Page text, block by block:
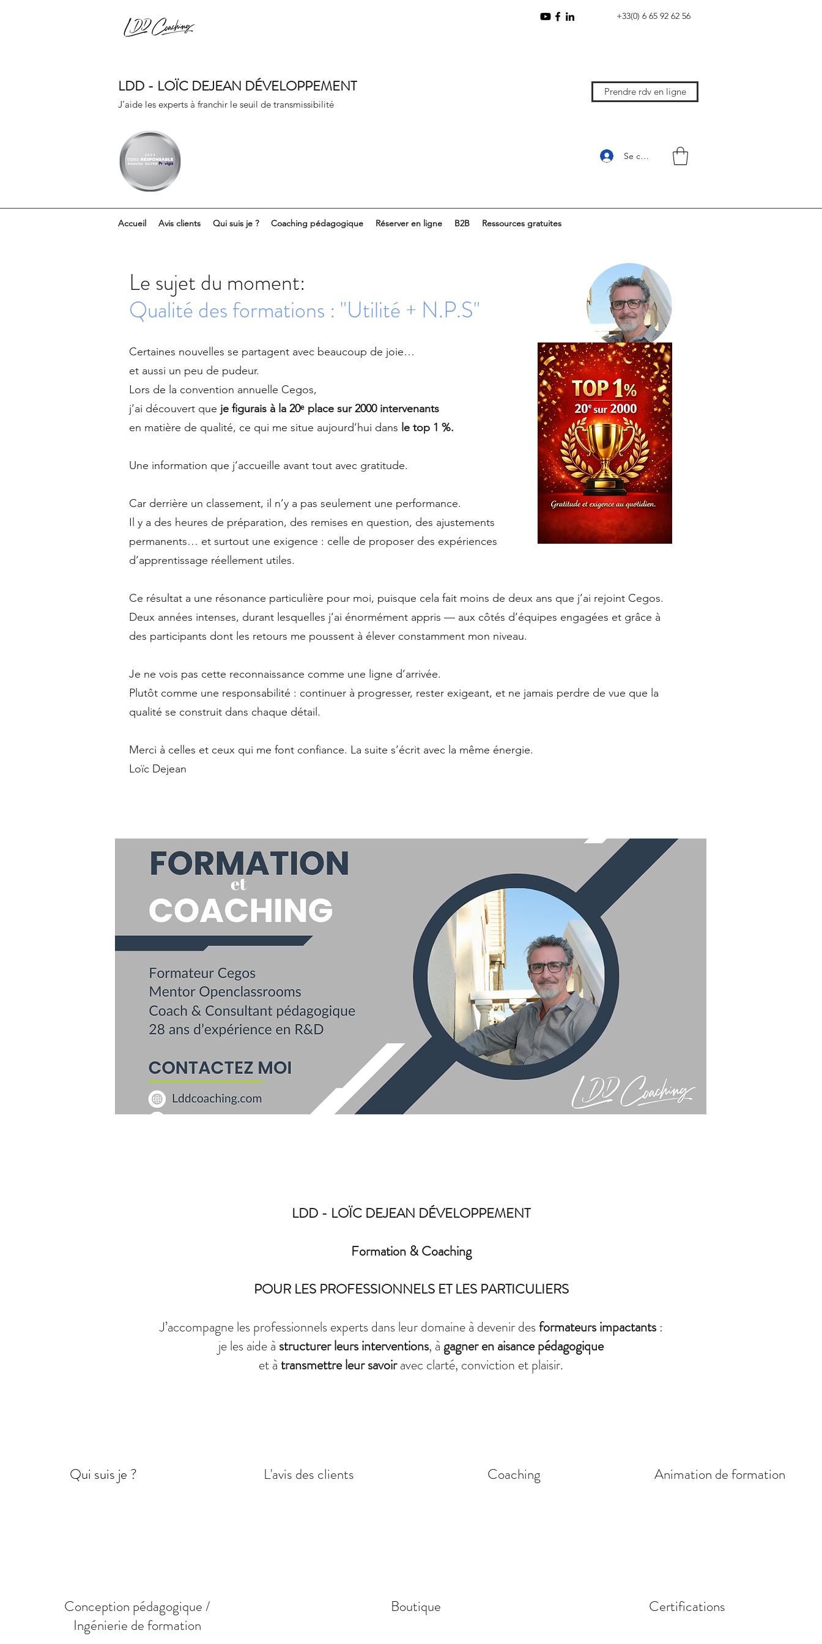
LDD - LOÏC DEJEAN DÉVELOPPEMENT
J’aide les experts à franchir le seuil de transmissibilité
+33(0) 6 65 92 62 56
Prendre rdv en ligne
Se connecter
Accueil Avis clients Qui suis je ? Coaching pédagogique Réserver en ligne B2B Ressources gratuites
Le sujet du moment:
Qualité des formations : "Utilité + N.P.S"
Certaines nouvelles se partagent avec beaucoup de joie…
et aussi un peu de pudeur.
Lors de la convention annuelle Cegos,
j’ai découvert que je figurais à la 20ᵉ place sur 2000 intervenants
en matière de qualité, ce qui me situe aujourd’hui dans le top 1 %.
Une information que j’accueille avant tout avec gratitude.
Car derrière un classement, il n’y a pas seulement une performance.
Il y a des heures de préparation, des remises en question, des ajustements
permanents… et surtout une exigence : celle de proposer des expériences
d’apprentissage réellement utiles.
Ce résultat a une résonance particulière pour moi, puisque cela fait moins de deux ans que j’ai rejoint Cegos.
Deux années intenses, durant lesquelles j’ai énormément appris — aux côtés d’équipes engagées et grâce à
des participants dont les retours me poussent à élever constamment mon niveau.
Je ne vois pas cette reconnaissance comme une ligne d’arrivée.
Plutôt comme une responsabilité : continuer à progresser, rester exigeant, et ne jamais perdre de vue que la
qualité se construit dans chaque détail.
Merci à celles et ceux qui me font confiance. La suite s’écrit avec la même énergie.
Loïc Dejean
LDD - LOÏC DEJEAN DÉVELOPPEMENT
Formation & Coaching
POUR LES PROFESSIONNELS ET LES PARTICULIERS
J’accompagne les professionnels experts dans leur domaine à devenir desformateurs impactants:
je les aide à structurer leurs interventions, àgagner en aisance pédagogique
et àtransmettre leur savoiravec clarté, conviction et plaisir.
Qui suis je ? L'avis des clients Coaching Animation de formation
Conception pédagogique /
Ingénierie de formation
Boutique Certifications